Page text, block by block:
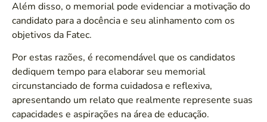
Além disso, o memorial pode evidenciar a motivação do
candidato para a docência e seu alinhamento com os
objetivos da Fatec.
Por estas razões, é recomendável que os candidatos
dediquem tempo para elaborar seu memorial
circunstanciado de forma cuidadosa e reflexiva,
apresentando um relato que realmente represente suas
capacidades e aspirações na área de educação.